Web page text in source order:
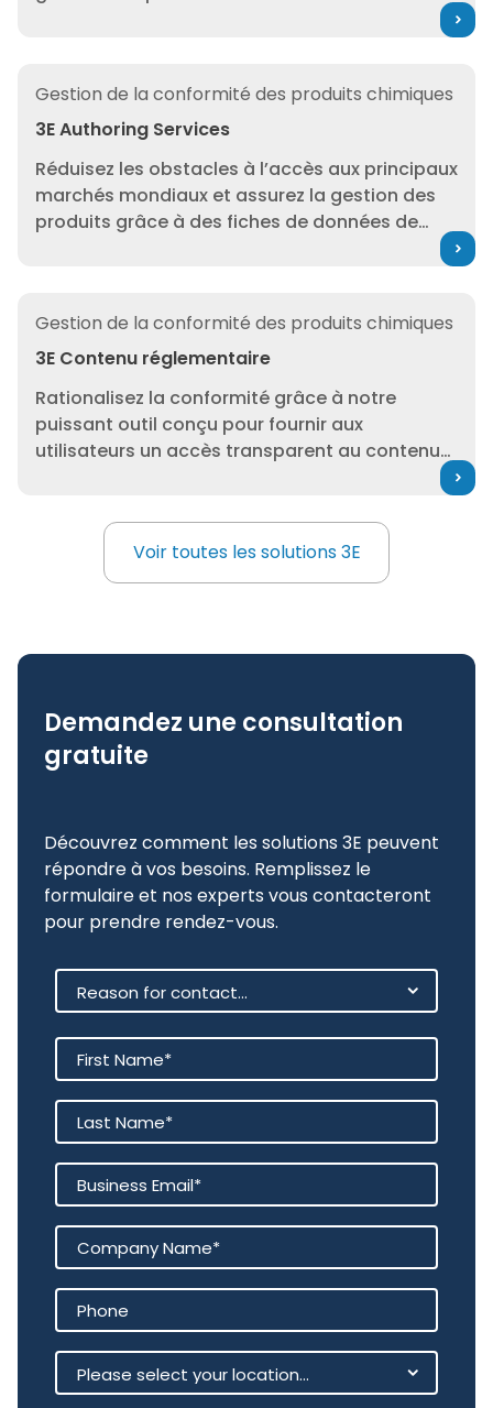
Gestion de la conformité des produits chimiques
3E Authoring Services
Réduisez les obstacles à l’accès aux principaux
marchés mondiaux et assurez la gestion des
produits grâce à des fiches de données de
sécurité (FDS) conformes à l’échelle mondiale,
générées par nos experts et alimentées par un
Gestion de la conformité des produits chimiques
3E Contenu réglementaire
Rationalisez la conformité grâce à notre
puissant outil conçu pour fournir aux
utilisateurs un accès transparent au contenu
et le contenu des marchandises dangereuses
dans n’importe quelle application.
Voir toutes les solutions 3E
Voir toutes les solutions 3E
Demandez une consultation
gratuite
Découvrez comment les solutions 3E peuvent
répondre à vos besoins. Remplissez le
formulaire et nos experts vous contacteront
pour prendre rendez-vous.